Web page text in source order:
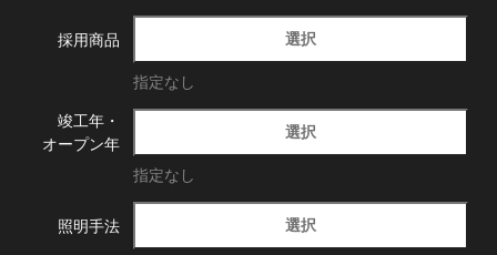
採用商品 選択
指定なし
竣工年・
オープン年
選択
指定なし
照明手法 選択